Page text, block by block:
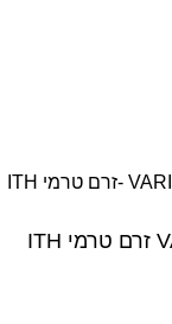
מנתק בעומס תלת–קוטבי קומפלט VARIO זרם טרמי ITH